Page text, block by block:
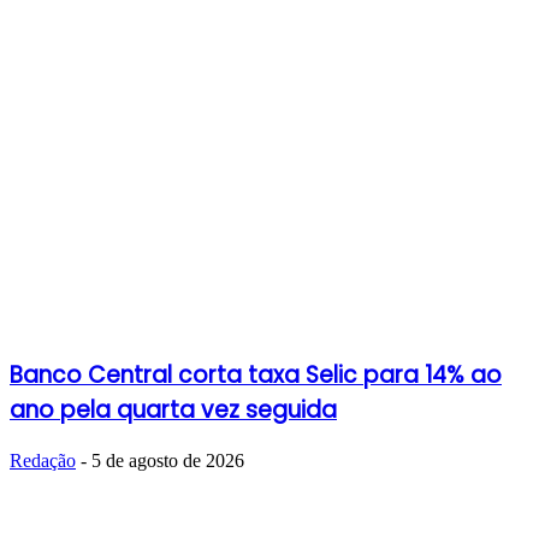
Banco Central corta taxa Selic para 14% ao
ano pela quarta vez seguida
Redação - 5 de agosto de 2026